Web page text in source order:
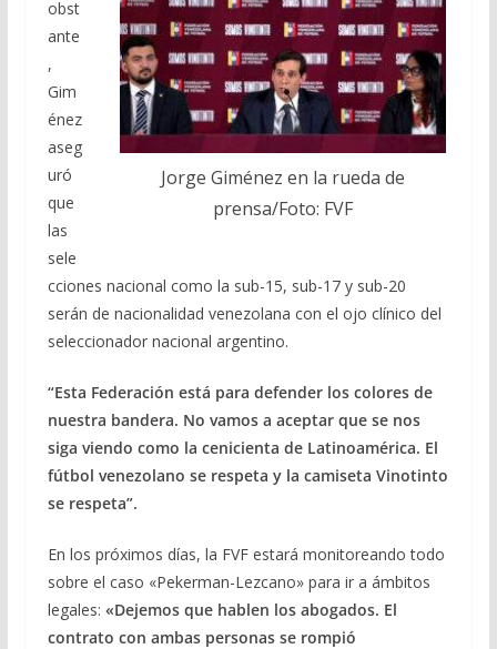
Jorge Giménez en la rueda de
prensa/Foto: FVF
obst
ante
,
Gim
énez
aseg
uró
que
las
sele
cciones nacional como la sub-15, sub-17 y sub-20
serán de nacionalidad venezolana con el ojo clínico del
seleccionador nacional argentino.
“Esta Federación está para defender los colores de
nuestra bandera. No vamos a aceptar que se nos
siga viendo como la cenicienta de Latinoamérica. El
fútbol venezolano se respeta y la camiseta Vinotinto
se respeta”.
En los próximos días, la FVF estará monitoreando todo
sobre el caso «Pekerman-Lezcano» para ir a ámbitos
legales: «Dejemos que hablen los abogados. El
contrato con ambas personas se rompió